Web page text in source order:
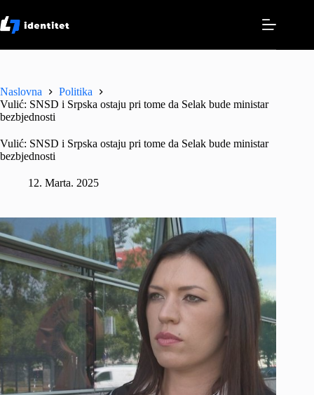
to
content
Naslovna
Politika
Vulić: SNSD i Srpska ostaju pri tome da Selak bude ministar
bezbjednosti
Vulić: SNSD i Srpska ostaju pri tome da Selak bude ministar
bezbjednosti
12. Marta. 2025